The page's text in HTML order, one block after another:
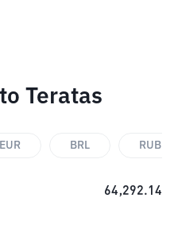
Teratas
EUR BRL RUB
64,292.14